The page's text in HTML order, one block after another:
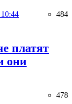
10:44 484
платят
они
478